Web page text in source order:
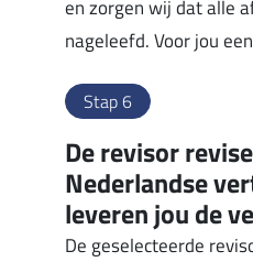
en zorgen wij dat alle
nageleefd. Voor jou
Stap 6
De revisor
Nederlandse
leveren jou de
De geselecteerde